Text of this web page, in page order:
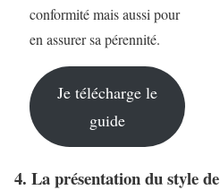
conformité mais aussi pour
en assurer sa pérennité.
Je télécharge le
guide
4. La présentation du style